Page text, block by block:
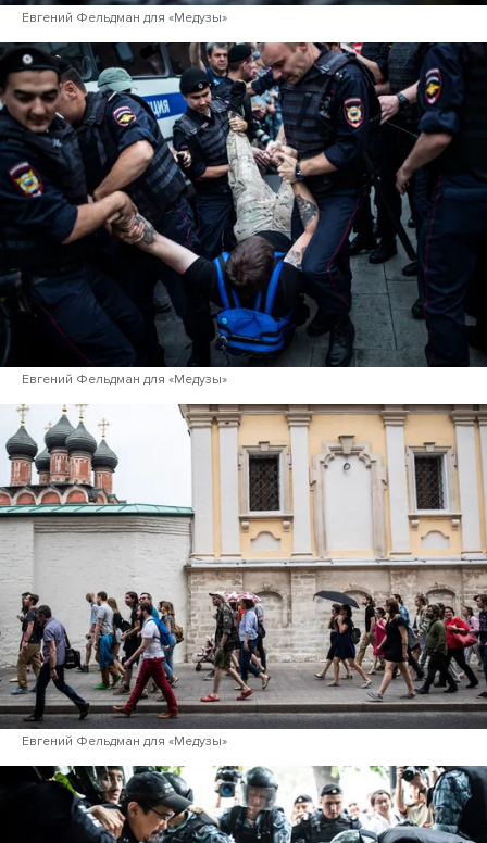
Евгений Фельдман для «Медузы»
Евгений Фельдман для «Медузы»
Евгений Фельдман для «Медузы»